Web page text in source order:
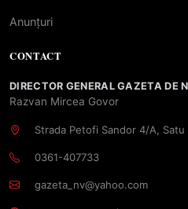
Anunțuri
CONTACT
DIRECTOR GENERAL GAZETA DE
Razvan Mircea Govor
Strada Petofi Sandor 4/A, Satu
0361-407733
gazeta_nv@yahoo.com